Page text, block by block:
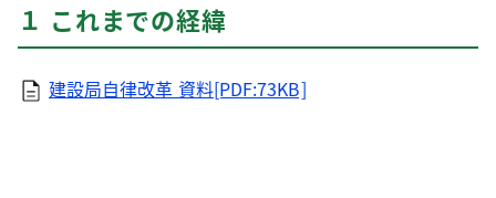
１ これまでの経緯
建設局自律改革 資料[PDF:73KB]